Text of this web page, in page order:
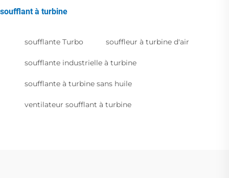
soufflant à turbine
soufflante Turbo souffleur à turbine d'air
soufflante industrielle à turbine
soufflante à turbine sans huile
ventilateur soufflant à turbine